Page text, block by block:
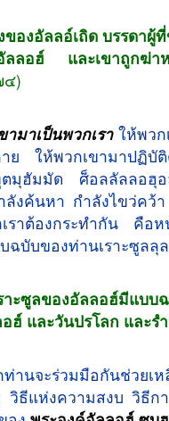
ของอัลลอ์เถิด บรรดา
ลลอฮ์ และเขาถูกฆ่า
๔)
ามาเป็นพวกเราให้พวก
ย ให้พวกเขามาปฏิบั
มุฮัมมัด ศ็อลลัลลอฮุอ
ลังค้นหา กำลังไขว่คว้
ราต้องกระทำกัน คื
ฉบับของท่านเราะซูล
เราะซูลของอัลลอฮ์
ฮ์ และวันปรโลก และร
านจะร่วมมือกันช่วยเ
ธีแห่งความสงบ วิธีกา